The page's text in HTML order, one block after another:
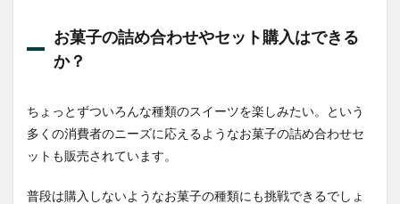
イト
６選
junijuni
3.2
atara
otameshi
お菓子の詰め合わせやセット購入はできる
か？
ちょっとずついろんな種類のスイーツを楽しみたい。という
多くの消費者のニーズに応えるようなお菓子の詰め合わせセ
ットも販売されています。
普段は購入しないようなお菓子の種類にも挑戦できるでしょ